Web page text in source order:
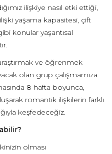
ilişkiye nasıl etki ettiği,
yaşama kapasitesi, çift
konular yaşantısal
ve öğrenmek
olan grup çalışmamıza
8 hafta boyunca,
romantik ilişkilerin farklı
keşfedeceğiz.
olması